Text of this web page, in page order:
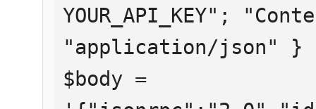
YOUR_API_KEY";
"application/json" }
$body =